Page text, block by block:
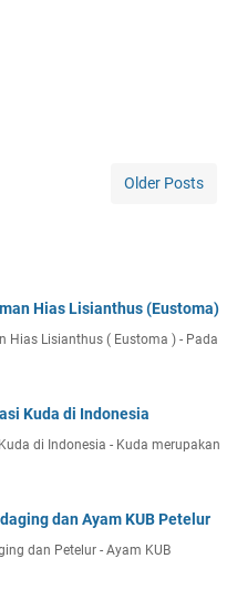
Older Posts
Hias Lisianthus (Eustoma)
Hias Lisianthus ( Eustoma ) - Pada
Kuda di Indonesia
di Indonesia - Kuda merupakan
dan Ayam KUB Petelur
dan Petelur - Ayam KUB